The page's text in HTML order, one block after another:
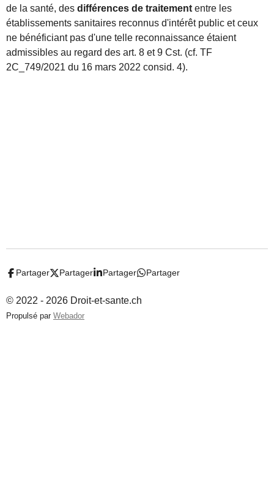
de la santé, des différences de traitement entre les
établissements sanitaires reconnus d'intérêt public et ceux
ne bénéficiant pas d'une telle reconnaissance étaient
admissibles au regard des art. 8 et 9 Cst. (cf. TF
2C_749/2021 du 16 mars 2022 consid. 4).
Partager Partager Partager Partager
© 2022 - 2026 Droit-et-sante.ch
Propulsé par Webador